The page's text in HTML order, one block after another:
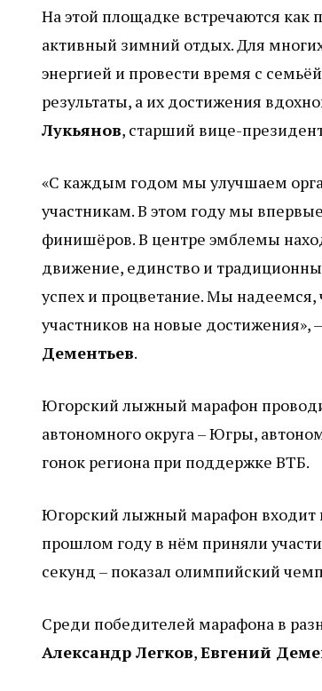
На этой площадке встречаются как
активный зимний отдых. Для
энергией и провести время с
результаты, а их достижения
Лукьянов, старший вице-
«С каждым годом мы улучшаем
участникам. В этом году мы
финишёров. В центре эмблемы
движение, единство и
успех и процветание. Мы надеемся,
участников на новые
Дементьев.
Югорский лыжный марафон
автономного округа – Югры,
гонок региона при поддержке ВТБ.
Югорский лыжный марафон входит
прошлом году в нём приняли
секунд – показал олимпийский
Среди победителей марафона в
Александр Легков,Евгений